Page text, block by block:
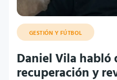
GESTIÓN Y FÚTBOL
Daniel Vila habló
recuperación y